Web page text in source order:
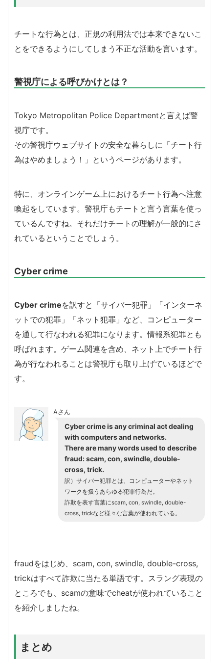
チートな行為とは、正規の利用法では本来できないこ
とをできるようにしてしまう不正な活動を言います。
警視庁による呼びかけとは？
Tokyo Metropolitan Police Departmentと言えば警
視庁です。
その警視庁ウェブサイトの安全な暮らしに「チート行
為はやめましょう！」というページがあります。
特に、オンラインゲーム上におけるチート行為へ注意
喚起をしています。警視庁もチートと言う言葉を使っ
ているんですね。それだけチートの理解が一般的にさ
れているということでしょう。
Cyber crime
Cyber crimeを訳すと「サイバー犯罪」「インターネ
ットでの犯罪」「ネット犯罪」など、コンピューター
を通して行なわれる犯罪になります。情報系犯罪とも
呼ばれます。ゲーム関連を含め、ネット上でチート行
為が行なわれることは警視庁も取り上げているほどで
す。
Aさん
Cyber crime is any criminal act dealing
with computers and networks.
There are many words used to describe
fraud: scam, con, swindle, double-
cross, trick.
訳）サイバー犯罪とは、コンピューターやネット
ワークを扱うあらゆる犯罪行為だ。
詐欺を表す言葉にscam, con, swindle, double-
cross, trickなど様々な言葉が使われている。
fraudをはじめ、scam, con, swindle, double-cross,
trickはすべて詐欺に当たる単語です。スラング表現の
ところでも、scamの意味でcheatが使われていること
を紹介しましたね。
まとめ